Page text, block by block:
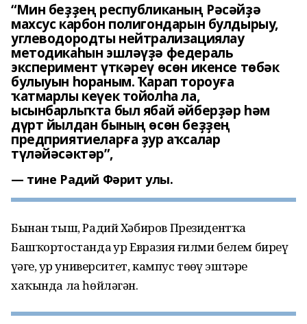
“Мин беҙҙең республиканың Рәсәйҙә
махсус карбон полигондарын булдырыу,
углеводородты нейтрализациялау
методикаһын эшләүҙә федераль
эксперимент үткәреү өсөн икенсе төбәк
булыуын һораным. Ҡарап тороуға
ҡатмарлы кеүек тойолһа ла,
ысынбарлыҡта был ябай әйберҙәр һәм
дүрт йылдан бының өсөн беҙҙең
предприятиеларға ҙур аҡсалар
түләйәсәктәр”,
тине Радий Фәрит улы.
Бынан тыш, Радий Хәбиров Президентҡа
Башҡортостанда ҙур Евразия ғилми белем биреү
үҙәге, ҙур университет, кампус төҙөү эштәре
хаҡында ла һөйләгән.